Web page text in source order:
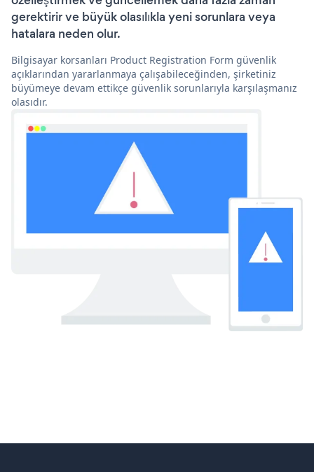
gerektirir ve büyük olasılıkla yeni sorunlara veya
hatalara neden olur.
Bilgisayar korsanları Product Registration Form güvenlik
açıklarından yararlanmaya çalışabileceğinden, şirketiniz
büyümeye devam ettikçe güvenlik sorunlarıyla karşılaşmanız
olasıdır.